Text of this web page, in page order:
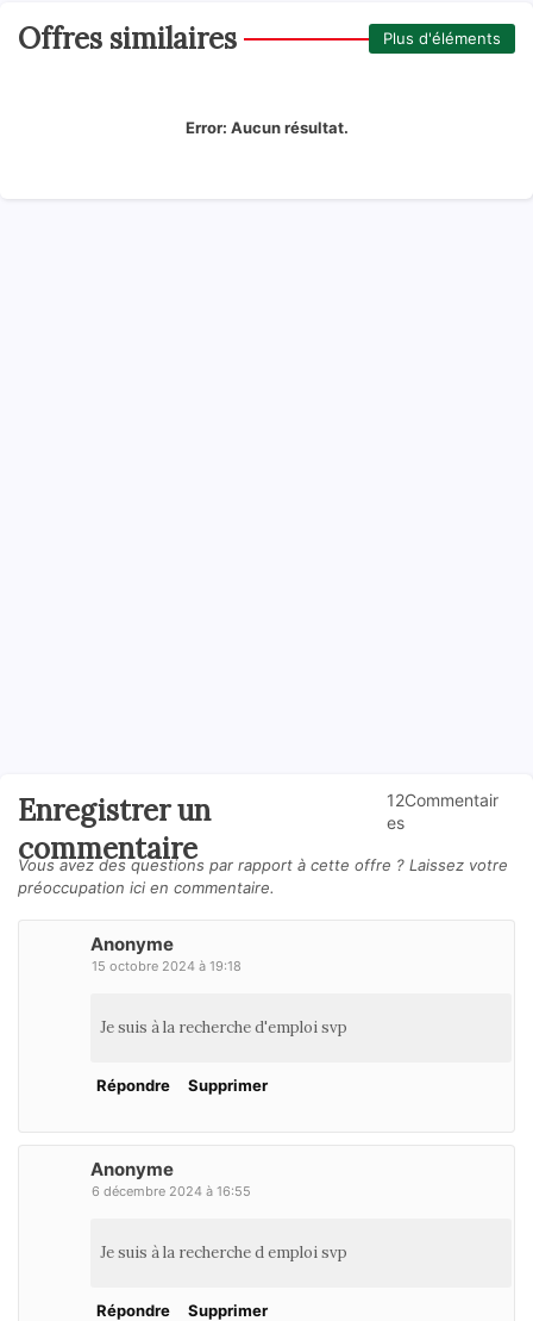
Offres similaires Plus d'éléments
Error: Aucun résultat.
Enregistrer un
commentaire
12Commentair
es
Vous avez des questions par rapport à cette offre ? Laissez votre
préoccupation ici en commentaire.
Anonyme
15 octobre 2024 à 19:18
Je suis à la recherche d'emploi svp
Répondre Supprimer
Anonyme
6 décembre 2024 à 16:55
Je suis à la recherche d emploi svp
Répondre Supprimer